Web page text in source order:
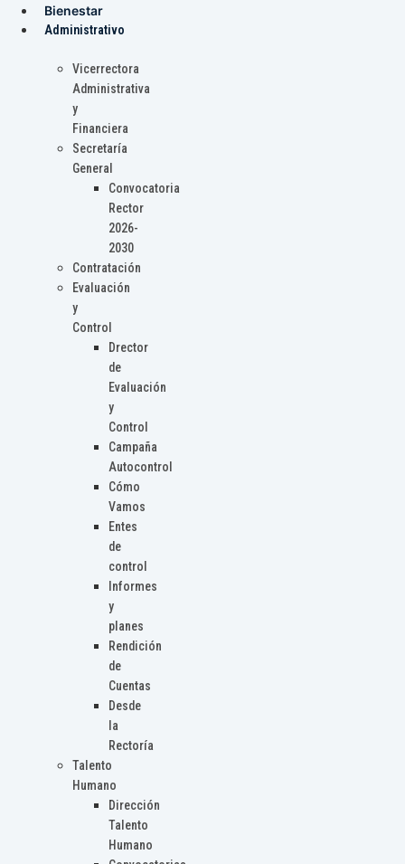
Bienestar
Administrativo
Vicerrectora
Administrativa
y
Financiera
Secretaría
General
Convocatoria
Rector
2026-
2030
Contratación
Evaluación
y
Control
Drector
de
Evaluación
y
Control
Campaña
Autocontrol
Cómo
Vamos
Entes
de
control
Informes
y
planes
Rendición
de
Cuentas
Desde
la
Rectoría
Talento
Humano
Dirección
Talento
Humano